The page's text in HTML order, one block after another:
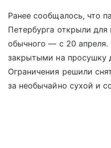
Ранее сообщалось, что
Петербурга открыли для
обычного — с 20
закрытыми на просушку
Ограничения решили
за необычайно сухой и